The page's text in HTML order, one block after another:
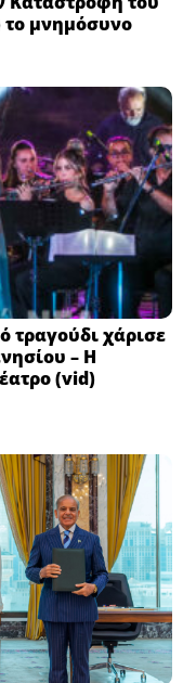
μνημόσυνο
τραγούδι χάρισε
– Η
(vid)